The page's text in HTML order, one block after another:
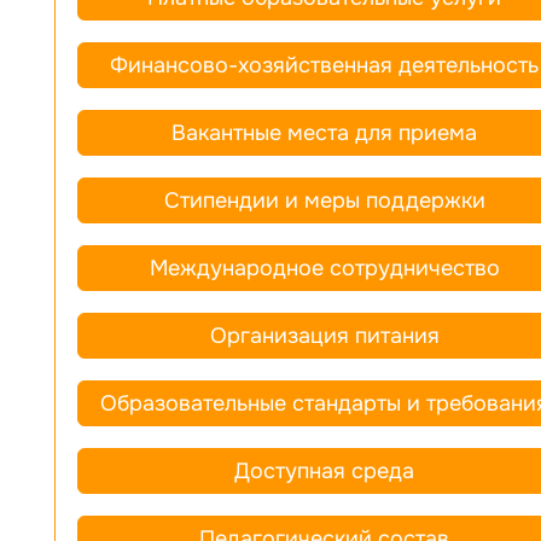
Финансово-хозяйственная деятельность
Вакантные места для приема
Стипендии и меры поддержки
Международное сотрудничество
Организация питания
Образовательные стандарты и
Доступная среда